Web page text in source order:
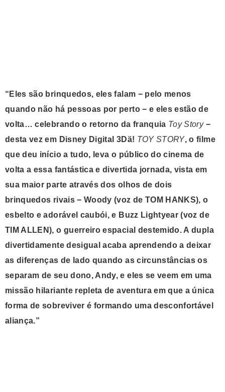
“Eles são brinquedos, eles falam − pelo menos
quando não há pessoas por perto − e eles estão de
volta… celebrando o retorno da franquia Toy Story−
desta vez em Disney Digital 3Dä! TOY STORY, o filme
que deu início a tudo, leva o público do cinema de
volta a essa fantástica e divertida jornada, vista em
sua maior parte através dos olhos de dois
brinquedos rivais − Woody (voz de TOM HANKS), o
esbelto e adorável caubói, e Buzz Lightyear (voz de
TIM ALLEN), o guerreiro espacial destemido. A dupla
divertidamente desigual acaba aprendendo a deixar
as diferenças de lado quando as circunstâncias os
separam de seu dono, Andy, e eles se veem em uma
missão hilariante repleta de aventura em que a única
forma de sobreviver é formando uma desconfortável
aliança.”